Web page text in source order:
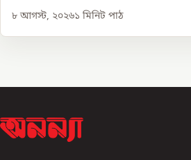
৮ আগস্ট, ২০২৬১ মিনিট পাঠ